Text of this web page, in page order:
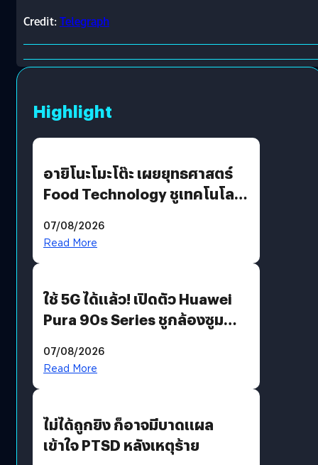
Credit:Telegraph
Highlight
อายิโนะโมะโต๊ะ เผยยุทธศาสตร์
Food Technology ชูเทคโนโลยี
บริโภคและ B2B
07/08/2026
Read More
ใช้ 5G ได้แล้ว! เปิดตัว Huawei
Pura 90s Series ชูกล้องซูม
07/08/2026
Read More
ไม่ได้ถูกยิง ก็อาจมีบาดแผล
เข้าใจ PTSD หลังเหตุร้าย